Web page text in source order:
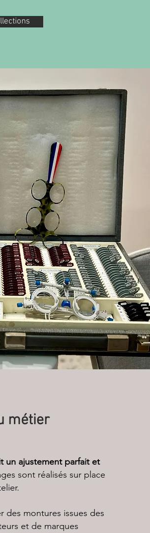
métier
un ajustement parfait et
sont réalisés sur place
des montures issues des
et de marques